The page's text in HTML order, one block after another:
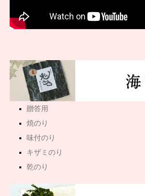
贈答用
焼のり
味付のり
キザミのり
乾のり